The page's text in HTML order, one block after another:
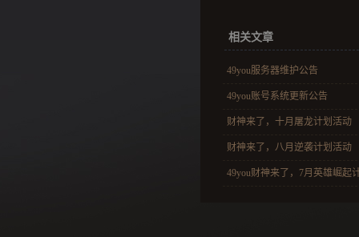
相关文章
49you服务器维护公告
49you账号系统更新公告
财神来了，十月屠龙计划活动
财神来了，八月逆袭计划活动
49you财神来了，7月英雄崛起